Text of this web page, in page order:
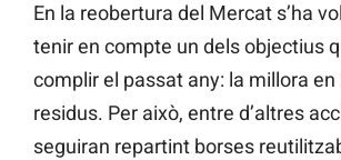
En la reobertura del Mercat s’ha
tenir en compte un dels objectius
complir el passat any: la millora
residus. Per això, entre d’altres
seguiran repartint borses